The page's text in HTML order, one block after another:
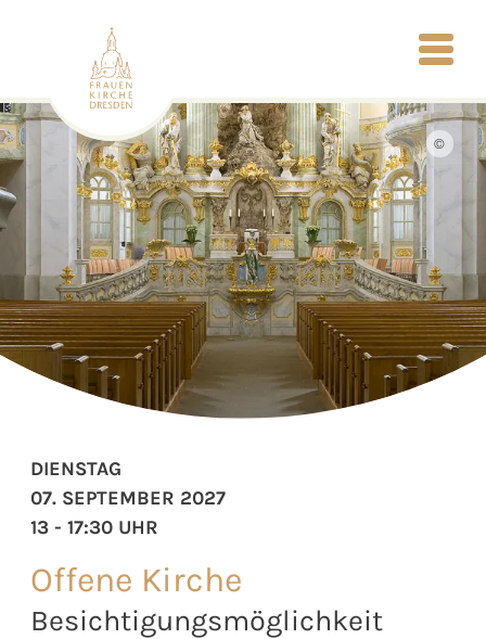
©
Offene Kirche
Besichtigungsmöglichkeit
DIENSTAG
07. SEPTEMBER 2027
13 - 17:30 UHR